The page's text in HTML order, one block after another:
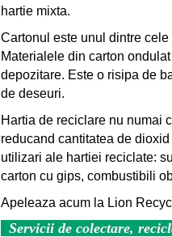
hartie mixta.
Cartonul este unul dintre
Materialele din carton
depozitare. Este o risipa de
de deseuri.
Hartia de reciclare nu numai
reducand cantitatea de
utilizari ale hartiei reciclate:
carton cu gips, combustibili
Apeleaza acum la Lion
Servicii de colectare,